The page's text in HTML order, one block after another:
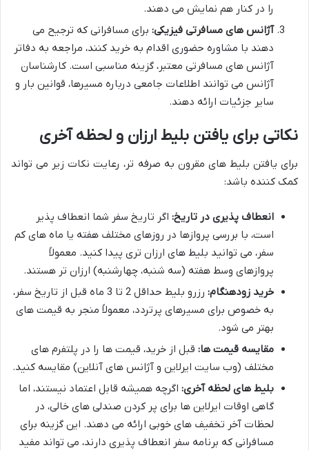
را در کنار هم نمایش می دهند.
آژانس های مسافرتی فیزیکی: برای مسافرانی که ترجیح می
دهند با مشاوره حضوری اقدام به خرید کنند، مراجعه به دفاتر
آژانس های مسافرتی معتبر، گزینه مناسبی است. کارشناسان
آژانس می توانند اطلاعات جامعی درباره مسیرها، قوانین بار و
سایر جزئیات ارائه دهند.
نکاتی برای یافتن بلیط ارزان و لحظه آخری
برای یافتن بلیط های مقرون به صرفه تر، رعایت نکات زیر می تواند
کمک کننده باشد:
انعطاف پذیری در تاریخ: اگر تاریخ سفر شما انعطاف پذیر
است، با بررسی پروازها در روزهای مختلف هفته یا ماه های کم
سفر، می توانید بلیط های ارزان تری پیدا کنید. معمولاً
پروازهای وسط هفته (سه شنبه، چهارشنبه) ارزان تر هستند.
خرید زودهنگام:
رزرو بلیط حداقل 2 تا 3 ماه قبل از تاریخ سفر،
به خصوص برای مسیرهای پرتردد، معمولاً منجر به قیمت های
بهتر می شود.
مقایسه قیمت ها: قبل از خرید، قیمت ها را در پلتفرم های
مختلف (وب سایت ایرلاین و آژانس های آنلاین) مقایسه کنید.
بلیط های لحظه آخری: اگرچه همیشه قابل اعتماد نیستند، اما
گاهی اوقات ایرلاین ها برای پر کردن صندلی های خالی، در
لحظات آخر تخفیف های خوبی ارائه می دهند. این گزینه برای
مسافرانی که برنامه سفر انعطاف پذیری دارند، می تواند مفید